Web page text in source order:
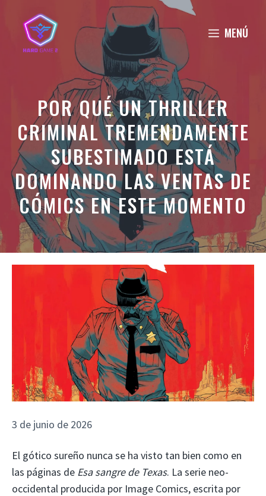
contenido
MENÚ
POR QUÉ UN THRILLER
CRIMINAL TREMENDAMENTE
SUBESTIMADO ESTÁ
DOMINANDO LAS VENTAS DE
CÓMICS EN ESTE MOMENTO
3 de junio de 2026
El gótico sureño nunca se ha visto tan bien como en
las páginas de Esa sangre de Texas. La serie neo-
occidental producida por Image Comics, escrita por